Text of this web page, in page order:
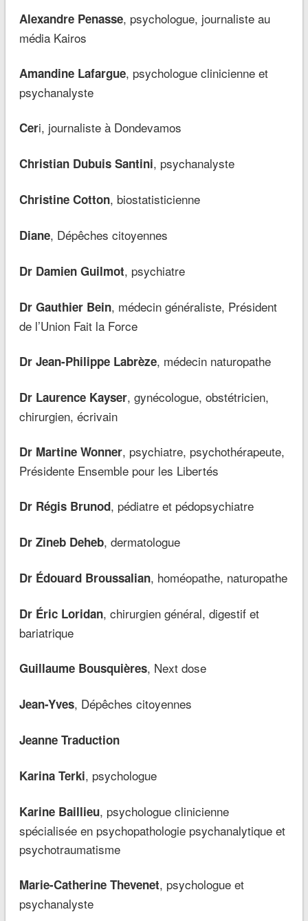
Alexandre Penasse, psychologue, journaliste au
média Kairos
Amandine Lafargue, psychologue clinicienne et
psychanalyste
Ceri, journaliste à Dondevamos
Christian Dubuis Santini, psychanalyste
Christine Cotton, biostatisticienne
Diane, Dépêches citoyennes
Dr Damien Guilmot, psychiatre
Dr Gauthier Bein, médecin généraliste, Président
de l’Union Fait la Force
Dr Jean-Philippe Labrèze, médecin naturopathe
Dr Laurence Kayser, gynécologue, obstétricien,
chirurgien, écrivain
Dr Martine Wonner, psychiatre, psychothérapeute,
Présidente Ensemble pour les Libertés
Dr Régis Brunod, pédiatre et pédopsychiatre
Dr Zineb Deheb, dermatologue
Dr Édouard Broussalian, homéopathe, naturopathe
Dr Éric Loridan, chirurgien général, digestif et
bariatrique
Guillaume Bousquières, Next dose
Jean-Yves, Dépêches citoyennes
Jeanne Traduction
Karina Terki, psychologue
Karine Baillieu, psychologue clinicienne
spécialisée en psychopathologie psychanalytique et
psychotraumatisme
Marie-Catherine Thevenet, psychologue et
psychanalyste